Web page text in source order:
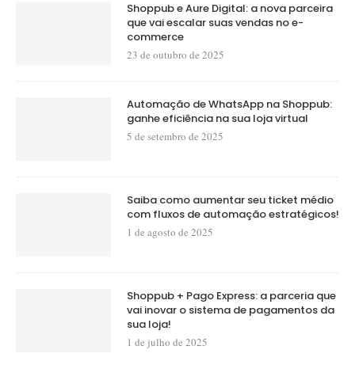
Shoppub e Aure Digital: a nova parceira
que vai escalar suas vendas no e-
commerce
23 de outubro de 2025
Automação de WhatsApp na Shoppub:
ganhe eficiência na sua loja virtual
5 de setembro de 2025
Saiba como aumentar seu ticket médio
com fluxos de automação estratégicos!
1 de agosto de 2025
Shoppub + Pago Express: a parceria que
vai inovar o sistema de pagamentos da
sua loja!
1 de julho de 2025